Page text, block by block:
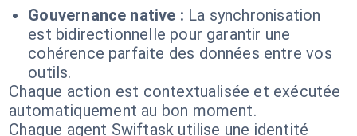
Gouvernance native : La synchronisation
est bidirectionnelle pour garantir une
cohérence parfaite des données entre vos
outils.
Chaque action est contextualisée et exécutée
automatiquement au bon moment.
Chaque agent Swiftask utilise une identité